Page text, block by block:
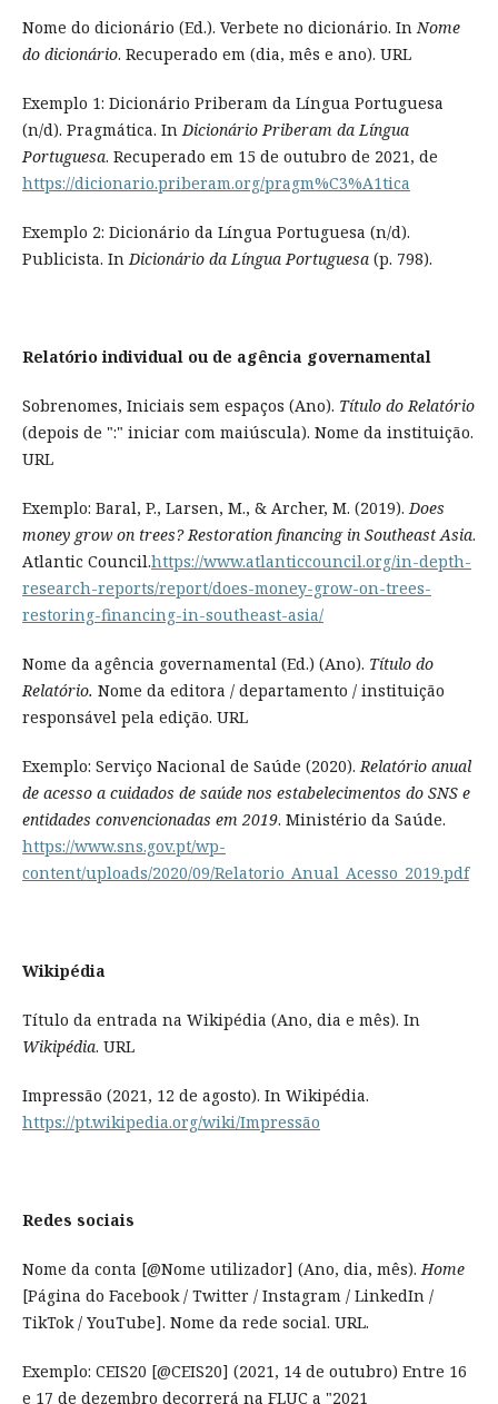
Nome do dicionário (Ed.). Verbete no dicionário. InNome
do dicionário. Recuperado em (dia, mês e ano). URL
Exemplo 1: Dicionário Priberam da Língua Portuguesa
(n/d). Pragmática. InDicionário Priberam da Língua
Portuguesa. Recuperado em 15 de outubro de 2021, de
https://dicionario.priberam.org/pragm%C3%A1tica
Exemplo 2: Dicionário da Língua Portuguesa (n/d).
Publicista. InDicionário da Língua Portuguesa(p. 798).
Relatório individual ou de agência governamental
Sobrenomes, Iniciais sem espaços (Ano). Título do Relatório
(depois de ":" iniciar com maiúscula). Nome da instituição.
URL
Exemplo: Baral, P., Larsen, M., & Archer, M. (2019).Does
money grow on trees? Restoration financing in Southeast Asia.
Atlantic Council.https://www.atlanticcouncil.org/in-depth-
research-reports/report/does-money-grow-on-trees-
restoring-financing-in-southeast-asia/
Nome da agência governamental (Ed.) (Ano). Título do
Relatório. Nome da editora / departamento / instituição
responsável pela edição. URL
Exemplo: Serviço Nacional de Saúde (2020).Relatório anual
de acesso a cuidados de saúde nos estabelecimentos do SNS e
entidades convencionadas em 2019. Ministério da Saúde.
https://www.sns.gov.pt/wp-
content/uploads/2020/09/Relatorio_Anual_Acesso_2019.pdf
Wikipédia
Título da entrada na Wikipédia (Ano, dia e mês). In
Wikipédia. URL
Impressão (2021, 12 de agosto). In Wikipédia.
https://pt.wikipedia.org/wiki/Impressão
Redes sociais
Nome da conta [@Nome utilizador] (Ano, dia, mês).Home
[Página do Facebook / Twitter / Instagram / LinkedIn /
TikTok / YouTube]. Nome da rede social. URL.
Exemplo: CEIS20 [@CEIS20] (2021, 14 de outubro) Entre 16
e 17 de dezembro decorrerá na FLUC a "2021